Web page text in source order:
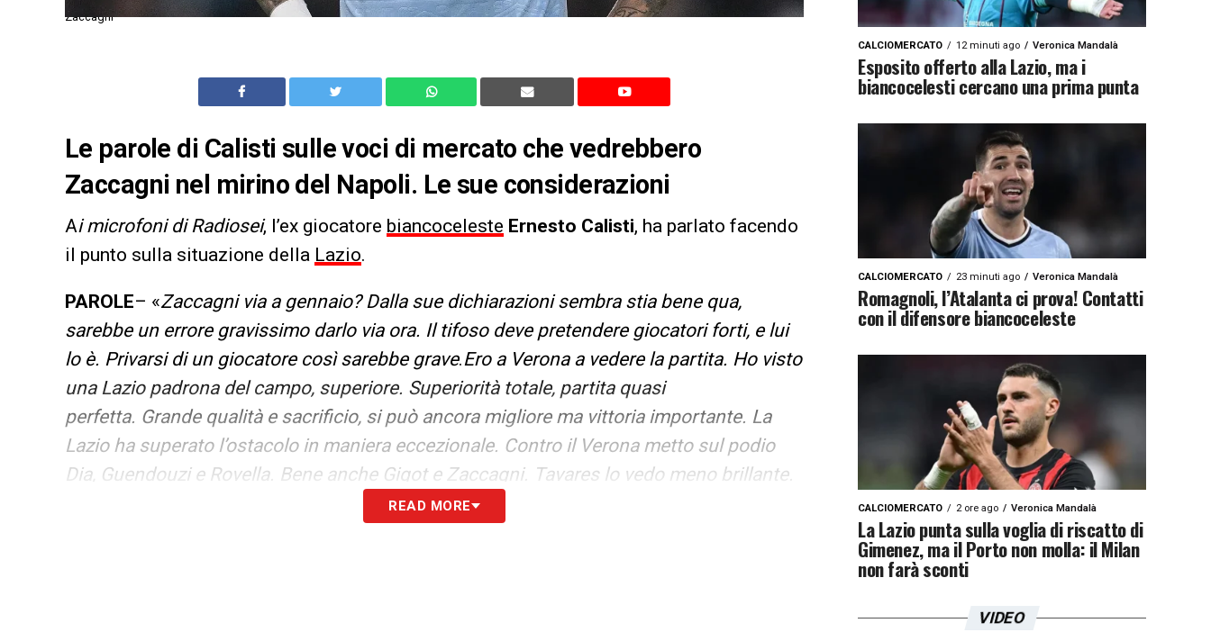
Zaccagni
Le parole di Calisti sulle voci di mercato che vedrebbero
Zaccagni nel mirino del Napoli. Le sue considerazioni
Ai microfoni di Radiosei, l’ex giocatore biancoceleste Ernesto Calisti, ha parlato facendo
il punto sulla situazione della Lazio.
PAROLE– «Zaccagni via a gennaio? Dalla sue dichiarazioni sembra stia bene qua,
sarebbe un errore gravissimo darlo via ora. Il tifoso deve pretendere giocatori forti, e lui
lo è. Privarsi di un giocatore così sarebbe grave.Ero a Verona a vedere la partita. Ho visto
una Lazio padrona del campo, superiore. Superiorità totale, partita quasi
perfetta. Grande qualità e sacrificio, si può ancora migliore ma vittoria importante. La
Lazio ha superato l’ostacolo in maniera eccezionale. Contro il Verona metto sul podio
Dia, Guendouzi e Rovella. Bene anche Gigot e Zaccagni. Tavares lo vedo meno brillante.
In fase difensiva deve migliorare ma può crescere. Lui ha avuto un avvio stagione
READ MORE
CALCIOMERCATO 12 minuti ago Veronica Mandalà
Esposito offerto alla Lazio, ma i
biancocelesti cercano una prima punta
CALCIOMERCATO 23 minuti ago Veronica Mandalà
Romagnoli, l’Atalanta ci prova! Contatti
con il difensore biancoceleste
CALCIOMERCATO 2 ore ago Veronica Mandalà
La Lazio punta sulla voglia di riscatto di
Gimenez, ma il Porto non molla: il Milan
non farà sconti
VIDEO